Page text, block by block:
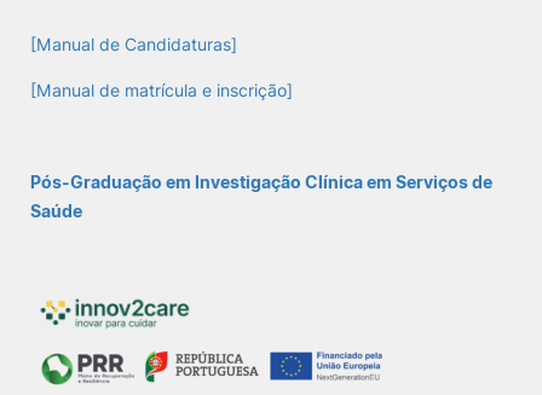
©2026 Instituto Politécnico de Coimbra. Todos os direitos reservados.
[Manual de Candidaturas]
[Manual de matrícula e inscrição]
Pós-Graduação em Investigação Clínica em Serviços de
Saúde